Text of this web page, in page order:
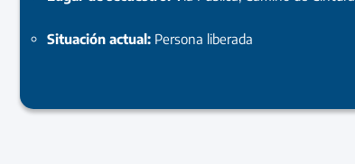
Situación actual: Persona liberada